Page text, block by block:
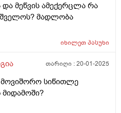
და მეწვის ამექერცლა რა
მადლობა
იხილეთპასუხი
თარიღი :20-01-2025
სიწითლე